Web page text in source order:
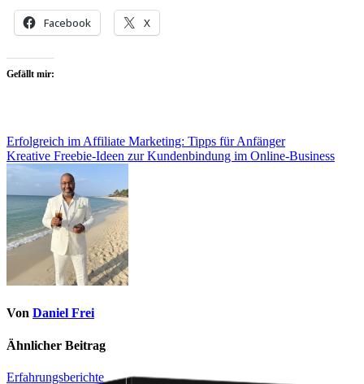
Facebook X
Gefällt mir:
Beitragsnavigation
Erfolgreich im Affiliate Marketing: Tipps für Anfänger
Kreative Freebie-Ideen zur Kundenbindung im Online-Business
Von Daniel Frei
Ähnlicher Beitrag
Erfahrungsberichte